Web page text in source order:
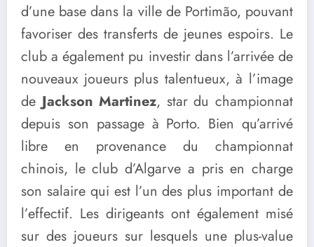
d’une base dans la ville de Portimão, pouvant
favoriser des transferts de jeunes espoirs. Le
club a également pu investir dans l’arrivée de
nouveaux joueurs plus talentueux, à l’image
deJackson Martinez, star du championnat
depuis son passage à Porto. Bien qu’arrivé
libre en provenance du championnat
chinois, le club d’Algarve a pris en charge
son salaire qui est l’un des plus important de
l’effectif. Les dirigeants ont également misé
sur des joueurs sur lesquels une plus-value